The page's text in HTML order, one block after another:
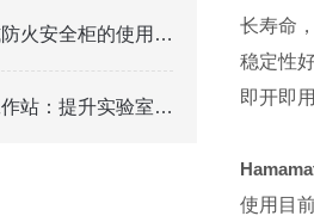
如何延长卧式防火安全柜的使用寿命？
全自动移液工作站：提升实验室效率的关键设备
长寿命
稳定性
即开即
使用目